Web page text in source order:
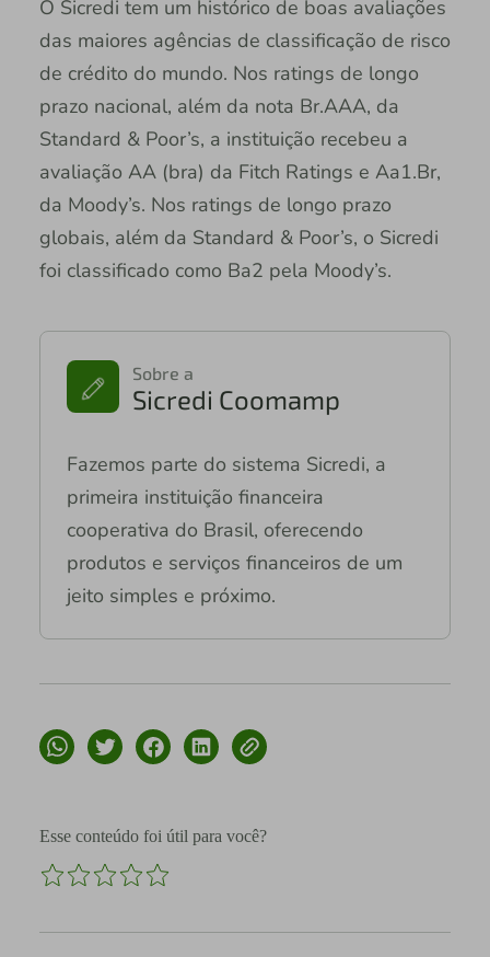
O Sicredi tem um histórico de boas avaliações
das maiores agências de classificação de risco
de crédito do mundo. Nos ratings de longo
prazo nacional, além da nota Br.AAA, da
Standard & Poor’s, a instituição recebeu a
avaliação AA (bra) da Fitch Ratings e Aa1.Br,
da Moody’s. Nos ratings de longo prazo
globais, além da Standard & Poor’s, o Sicredi
foi classificado como Ba2 pela Moody’s.
Sobre a
Sicredi Coomamp
Fazemos parte do sistema Sicredi, a
primeira instituição financeira
cooperativa do Brasil, oferecendo
produtos e serviços financeiros de um
jeito simples e próximo.
Esse conteúdo foi útil para você?